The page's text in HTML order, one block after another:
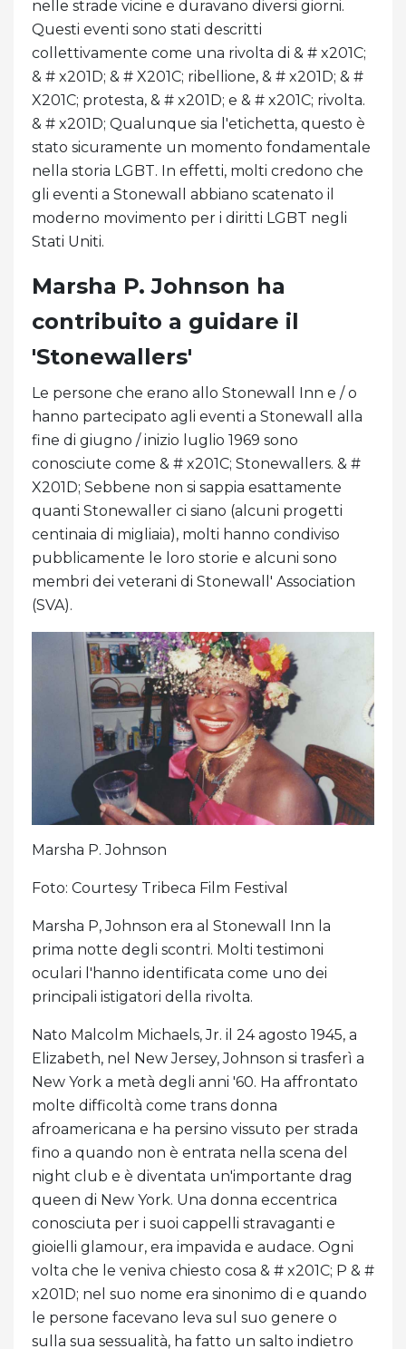
nelle strade vicine e duravano diversi giorni.
Questi eventi sono stati descritti
collettivamente come una rivolta di & # x201C;
& # x201D; & # X201C; ribellione, & # x201D; & #
X201C; protesta, & # x201D; e & # x201C; rivolta.
& # x201D; Qualunque sia l'etichetta, questo è
stato sicuramente un momento fondamentale
nella storia LGBT. In effetti, molti credono che
gli eventi a Stonewall abbiano scatenato il
moderno movimento per i diritti LGBT negli
Stati Uniti.
Marsha P. Johnson ha
contribuito a guidare il
'Stonewallers'
Le persone che erano allo Stonewall Inn e / o
hanno partecipato agli eventi a Stonewall alla
fine di giugno / inizio luglio 1969 sono
conosciute come & # x201C; Stonewallers. & #
X201D; Sebbene non si sappia esattamente
quanti Stonewaller ci siano (alcuni progetti
centinaia di migliaia), molti hanno condiviso
pubblicamente le loro storie e alcuni sono
membri dei veterani di Stonewall' Association
(SVA).
Marsha P. Johnson
Foto: Courtesy Tribeca Film Festival
Marsha P, Johnson era al Stonewall Inn la
prima notte degli scontri. Molti testimoni
oculari l'hanno identificata come uno dei
principali istigatori della rivolta.
Nato Malcolm Michaels, Jr. il 24 agosto 1945, a
Elizabeth, nel New Jersey, Johnson si trasferì a
New York a metà degli anni '60. Ha affrontato
molte difficoltà come trans donna
afroamericana e ha persino vissuto per strada
fino a quando non è entrata nella scena del
night club e è diventata un'importante drag
queen di New York. Una donna eccentrica
conosciuta per i suoi cappelli stravaganti e
gioielli glamour, era impavida e audace. Ogni
volta che le veniva chiesto cosa & # x201C; P & #
x201D; nel suo nome era sinonimo di e quando
le persone facevano leva sul suo genere o
sulla sua sessualità, ha fatto un salto indietro